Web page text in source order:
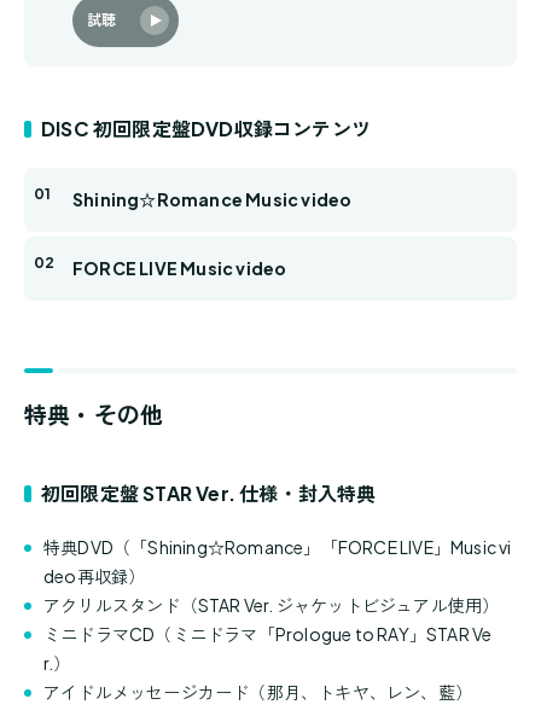
試聴
DISC 初回限定盤DVD収録コンテンツ
Shining☆Romance Music video
FORCE LIVE Music video
特典・その他
初回限定盤 STAR Ver. 仕様・封入特典
特典DVD（「Shining☆Romance」「FORCE LIVE」Music vi
deo再収録）
アクリルスタンド（STAR Ver. ジャケットビジュアル使用）
ミニドラマCD（ミニドラマ「Prologue to RAY」STAR Ve
r.）
アイドルメッセージカード（那月、トキヤ、レン、藍）